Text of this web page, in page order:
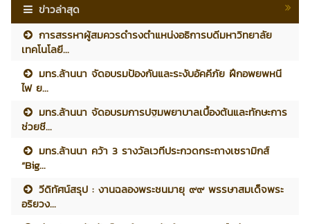
ข่าวล่าสุด
การสรรหาผู้สมควรดำรงตำแหน่งอธิการบดีมหาวิทยาลัย
เทคโนโลยี...
มทร.ล้านนา จัดอบรมป้องกันและระงับอัคคีภัย ฝึกอพยพหนี
ไฟ ย...
มทร.ล้านนา จัดอบรมการปฐมพยาบาลเบื้องต้นและทักษะการ
ช่วยชี...
มทร.ล้านนา คว้า 3 รางวัลเวทีประกวดกระถางเซรามิกส์
“Big...
วีดิทัศน์สรุป : งานฉลองพระชนมายุ ๙๙ พรรษาสมเด็จพระ
อริยวง...